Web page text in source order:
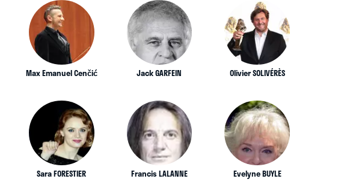
Max Emanuel Cenčić Jack GARFEIN Olivier SOLIVÉRÈS
Sara FORESTIER Francis LALANNE Evelyne BUYLE